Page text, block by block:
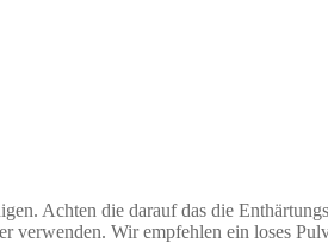
Achten die darauf das die
verwenden. Wir empfehlen ein loses